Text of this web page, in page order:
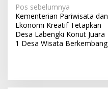
N
a
v
i
a
Pos sebelumnya
Kementerian Pariwisata dan
Ekonomi Kreatif Tetapkan
Desa Labengki Konut Juara
1 Desa Wisata Berkembang